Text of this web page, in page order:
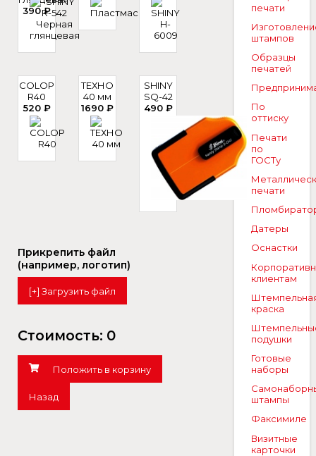
390 ₽
COLOP
R40
520 ₽
ТЕХНО
40 мм
1690 ₽
SHINY
SQ-42
490 ₽
Прикрепить файл
(например, логотип)
[+] Загрузить файл
Стоимость: 0
Положить в корзину
Назад
печати
штампов
Образцы
печатей
По
оттиску
Печати
по
ГОСТу
печати
Датеры
Оснастки
клиентам
краска
подушки
Готовые
наборы
штампы
Факсимиле
Визитные
карточки